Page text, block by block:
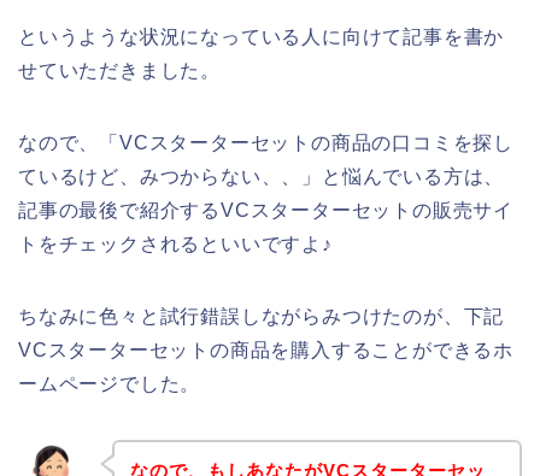
というような状況になっている人に向けて記事を書か
せていただきました。
なので、「VCスターターセットの商品の口コミを探し
ているけど、みつからない、、」と悩んでいる方は、
記事の最後で紹介するVCスターターセットの販売サイ
トをチェックされるといいですよ♪
ちなみに色々と試行錯誤しながらみつけたのが、下記
VCスターターセットの商品を購入することができるホ
ームページでした。
なので、もしあなたがVCスターターセッ